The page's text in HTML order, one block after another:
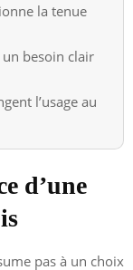
la tenue
besoin clair
l’usage au
d’une
pas à un choix